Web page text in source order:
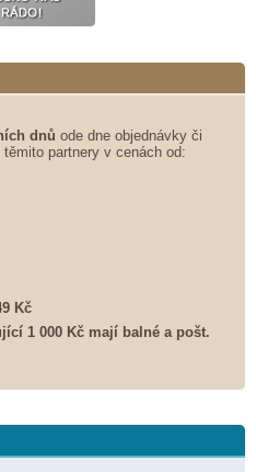
dnů ode dne objednávky či
partnery v cenách od:
Kč
1 000 Kč mají balné a pošt.